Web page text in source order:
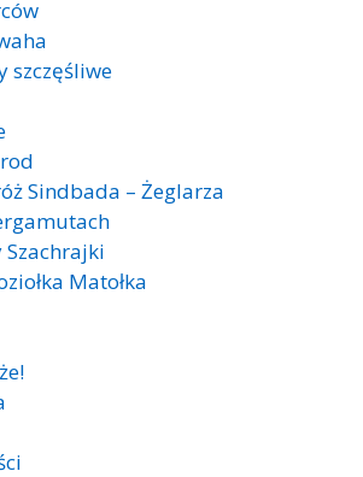
szczęśliwe
Sindbada – Żeglarza
Szachrajki
Matołka